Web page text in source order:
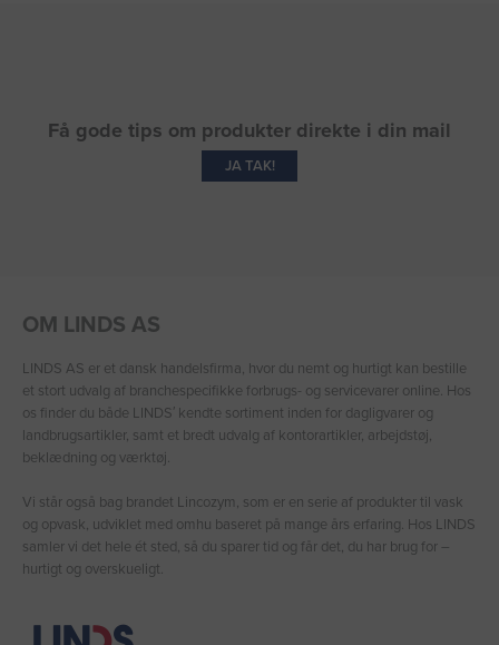
Få gode tips om produkter direkte i din mail
JA TAK!
OM LINDS AS
LINDS AS er et dansk handelsfirma, hvor du nemt og hurtigt kan bestille
et stort udvalg af branchespecifikke forbrugs- og servicevarer online. Hos
os finder du både LINDS′ kendte sortiment inden for dagligvarer og
landbrugsartikler, samt et bredt udvalg af kontorartikler, arbejdstøj,
beklædning og værktøj.
Vi står også bag brandet Lincozym, som er en serie af produkter til vask
og opvask, udviklet med omhu baseret på mange års erfaring. Hos LINDS
samler vi det hele ét sted, så du sparer tid og får det, du har brug for –
hurtigt og overskueligt.